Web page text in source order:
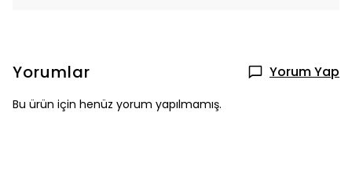
Yorumlar Yorum Yap
Bu ürün için henüz yorum yapılmamış.